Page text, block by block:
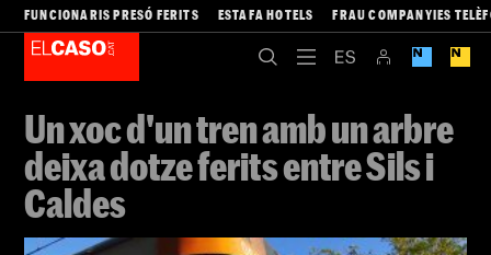
FUNCIONARIS PRESÓ FERITS ESTAFA HOTELS FRAU COMPANYIES
Un xoc d'un tren amb un arbre
deixa dotze ferits entre Sils i
Caldes